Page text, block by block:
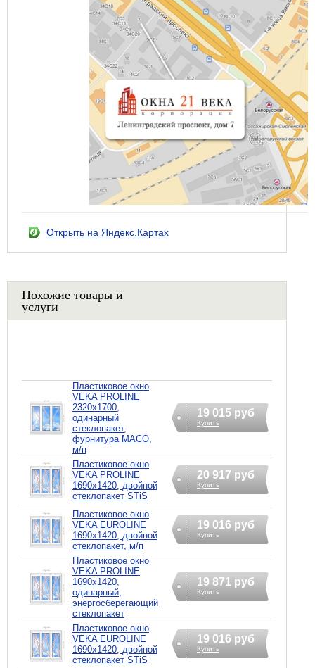
Открыть на Яндекс.Картах
Похожие товары и
услуги
Пластиковое окно
VEKA PROLINE
2320х1700,
одинарный
стеклопакет,
фурнитура MACO,
м/п
19 015 руб
Купить
Пластиковое окно
VEKA PROLINE
1690х1420, двойной
стеклопакет STiS
20 917 руб
Купить
Пластиковое окно
VEKA EUROLINE
1690х1420, двойной
стеклопакет, м/п
19 016 руб
Купить
Пластиковое окно
VEKA PROLINE
1690х1420,
одинарный,
энергосберегающий
стеклопакет
19 871 руб
Купить
Пластиковое окно
VEKA EUROLINE
1690х1420, двойной
стеклопакет STiS
19 016 руб
Купить